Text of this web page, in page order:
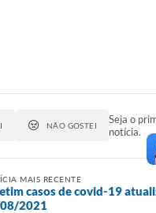
NÃO GOSTEI
Seja o
notícia.
MAIS RECENTE
casos de covid-19
2021